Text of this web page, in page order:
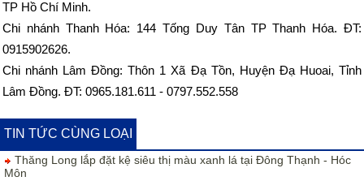
TP Hồ Chí Minh.
Chi nhánh Thanh Hóa: 144 Tống Duy Tân TP Thanh Hóa. ĐT:
0915902626.
Chi nhánh Lâm Đồng: Thôn 1 Xã Đạ Tồn, Huyện Đạ Huoai, Tỉnh
Lâm Đồng. ĐT: 0965.181.611 - 0797.552.558
TIN TỨC CÙNG LOẠI
Thăng Long lắp đặt kệ siêu thị màu xanh lá tại Đông Thạnh - Hóc
Môn